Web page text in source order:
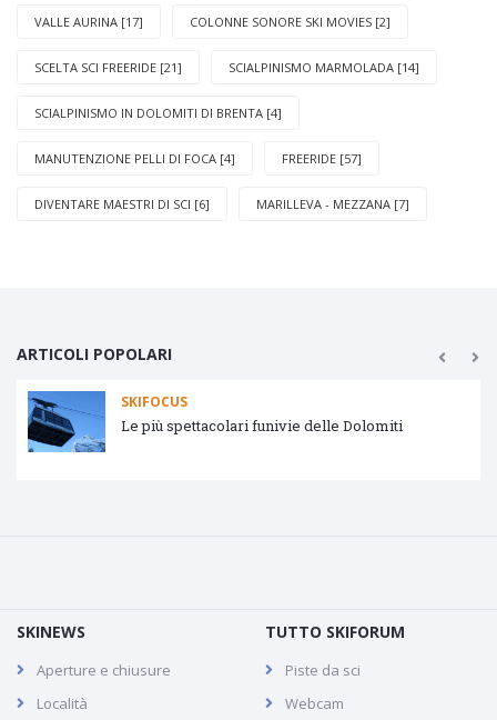
VALLE AURINA [17] COLONNE SONORE SKI MOVIES [2]
SCELTA SCI FREERIDE [21] SCIALPINISMO MARMOLADA [14]
SCIALPINISMO IN DOLOMITI DI BRENTA [4]
MANUTENZIONE PELLI DI FOCA [4] FREERIDE [57]
DIVENTARE MAESTRI DI SCI [6] MARILLEVA - MEZZANA [7]
ARTICOLI POPOLARI
SKIFOCUS
Le più spettacolari funivie delle Dolomiti
SKINEWS
Aperture e chiusure
Località
TUTTO SKIFORUM
Piste da sci
Webcam